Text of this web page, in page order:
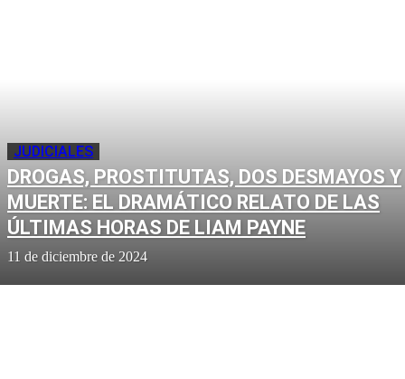
JUDICIALES
DROGAS, PROSTITUTAS, DOS DESMAYOS Y
MUERTE: EL DRAMÁTICO RELATO DE LAS
ÚLTIMAS HORAS DE LIAM PAYNE
11 de diciembre de 2024